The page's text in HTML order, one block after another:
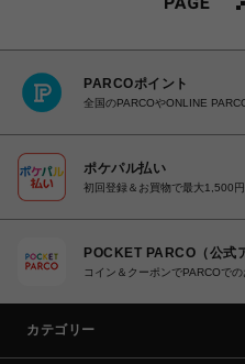
PARCOポイント
全国のPARCOやONLINE
ポケパル払い
初回登録＆お買物で最大1,500
POCKET PARCO（公式
コイン＆クーポンでPARCOで
カテゴリー